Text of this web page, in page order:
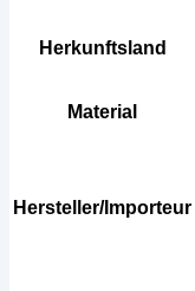
Herkunftsland
Material
Hersteller/Importeur